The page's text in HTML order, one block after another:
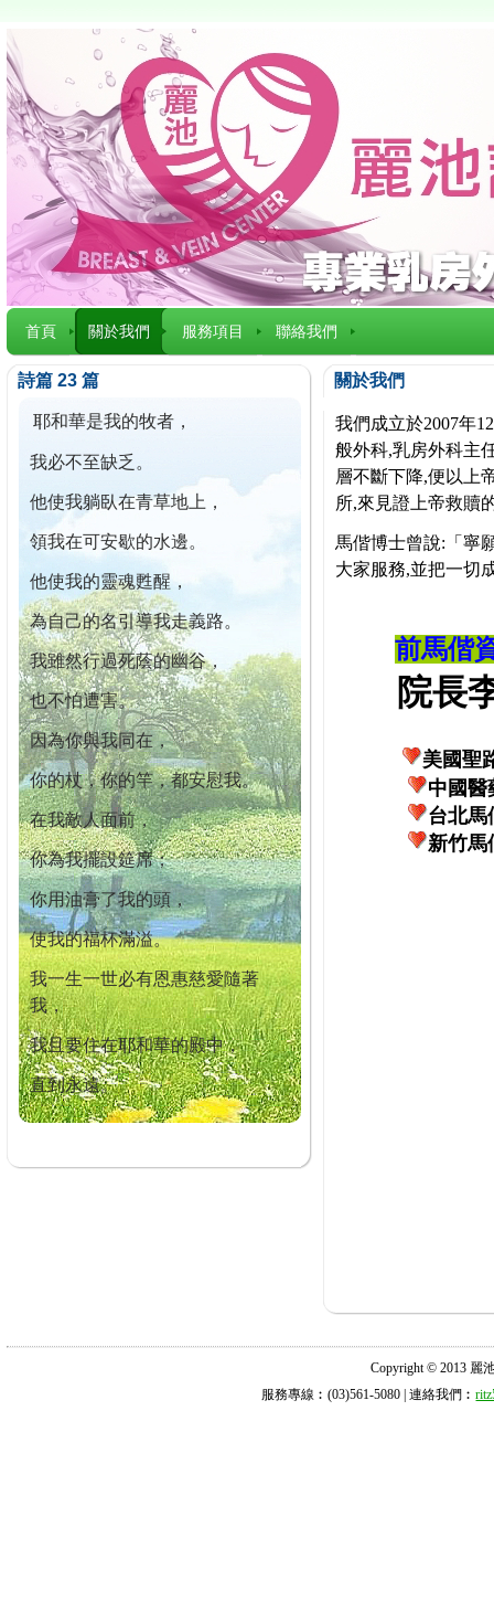
首頁 關於我們 服務項目 聯絡我們
詩篇 23 篇
耶和華是我的牧者，
我必不至缺乏。
他使我躺臥在青草地上，
領我在可安歇的水邊。
他使我的靈魂甦醒，
為自己的名引導我走義路。
我雖然行過死蔭的幽谷，
也不怕遭害。
因為你與我同在，
你的杖，你的竿，都安慰我。
在我敵人面前，
你為我擺設筵席；
你用油膏了我的頭，
使我的福杯滿溢。
我一生一世必有恩惠慈愛隨著
我，
我且要住在耶和華的殿中，
直到永遠。
關於我們
我們成立於2007年
般外科,乳房外科主
層不斷下降,便以上
所,來見證上帝救贖
馬偕博士曾說:「寧
大家服務,並把一切
前馬偕
院長李
美國聖
中國醫
台北馬
新竹馬
Copyright © 2013 麗
服務專線︰(03)561-5080 | 連絡我們︰